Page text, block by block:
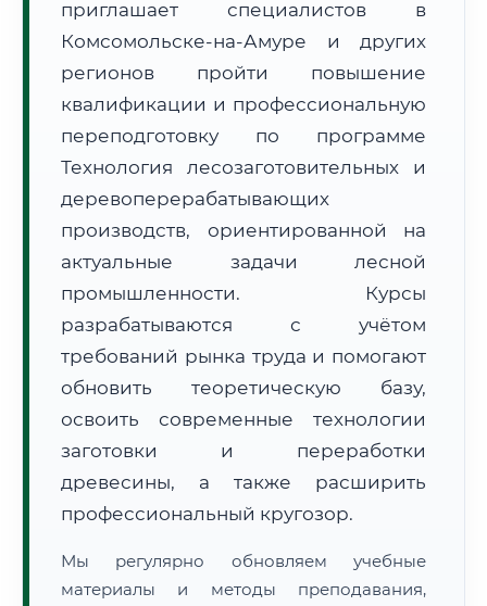
Расчет логистики оригиналов:
• Экспресс-доставка СДЭК / Почтой:5–7 рабочих дней
🔍Нажмите на документ для увеличения и просмотра
приглашает специалистов в
Комсомольске-на-Амуре и других
регионов пройти повышение
квалификации и профессиональную
переподготовку по программе
Технология лесозаготовительных и
деревоперерабатывающих
производств, ориентированной на
актуальные задачи лесной
промышленности. Курсы
разрабатываются с учётом
требований рынка труда и помогают
обновить теоретическую базу,
освоить современные технологии
заготовки и переработки
древесины, а также расширить
профессиональный кругозор.
Мы регулярно обновляем учебные
материалы и методы преподавания,